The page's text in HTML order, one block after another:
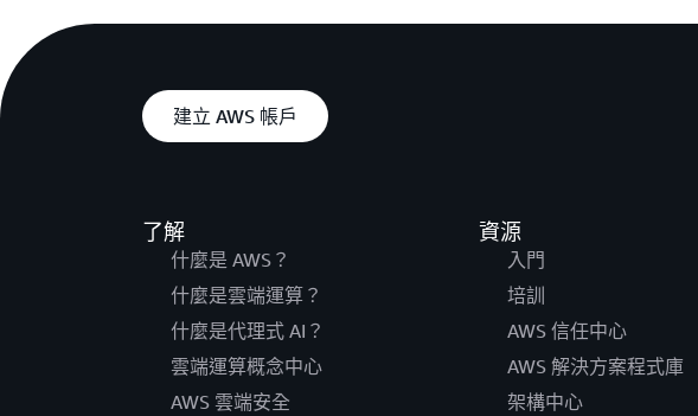
建立 AWS 帳戶
了解
什麼是 AWS？
什麼是雲端運算？
什麼是代理式 AI？
雲端運算概念中心
AWS 雲端安全
資源
入門
培訓
AWS 信任中心
AWS 解決方案程式庫
架構中心